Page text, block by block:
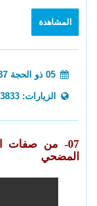
المشاهدة
الزيارات: 3833
07- من صفات
المضحي